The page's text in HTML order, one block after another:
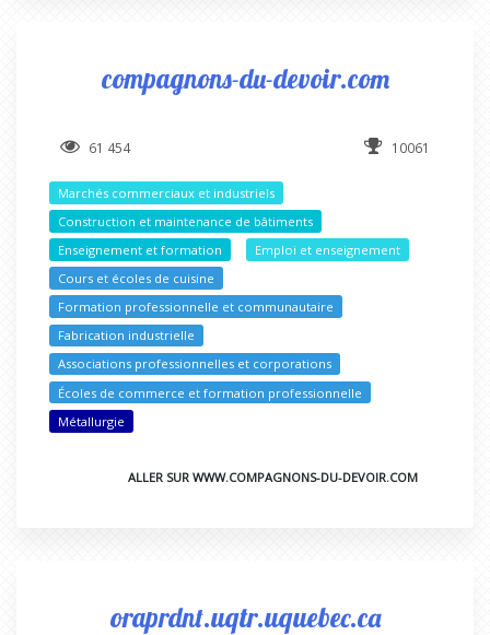
compagnons-du-devoir.com
61 454 10061
Marchés commerciaux et industriels
Construction et maintenance de bâtiments
Enseignement et formation
Emploi et enseignement
Cours et écoles de cuisine
Formation professionnelle et communautaire
Fabrication industrielle
Associations professionnelles et corporations
Écoles de commerce et formation professionnelle
Métallurgie
ALLER SUR WWW.COMPAGNONS-DU-DEVOIR.COM
oraprdnt.uqtr.uquebec.ca